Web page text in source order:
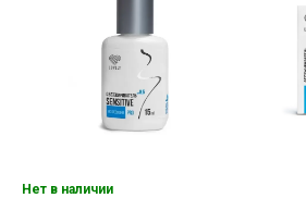
Нет в наличии